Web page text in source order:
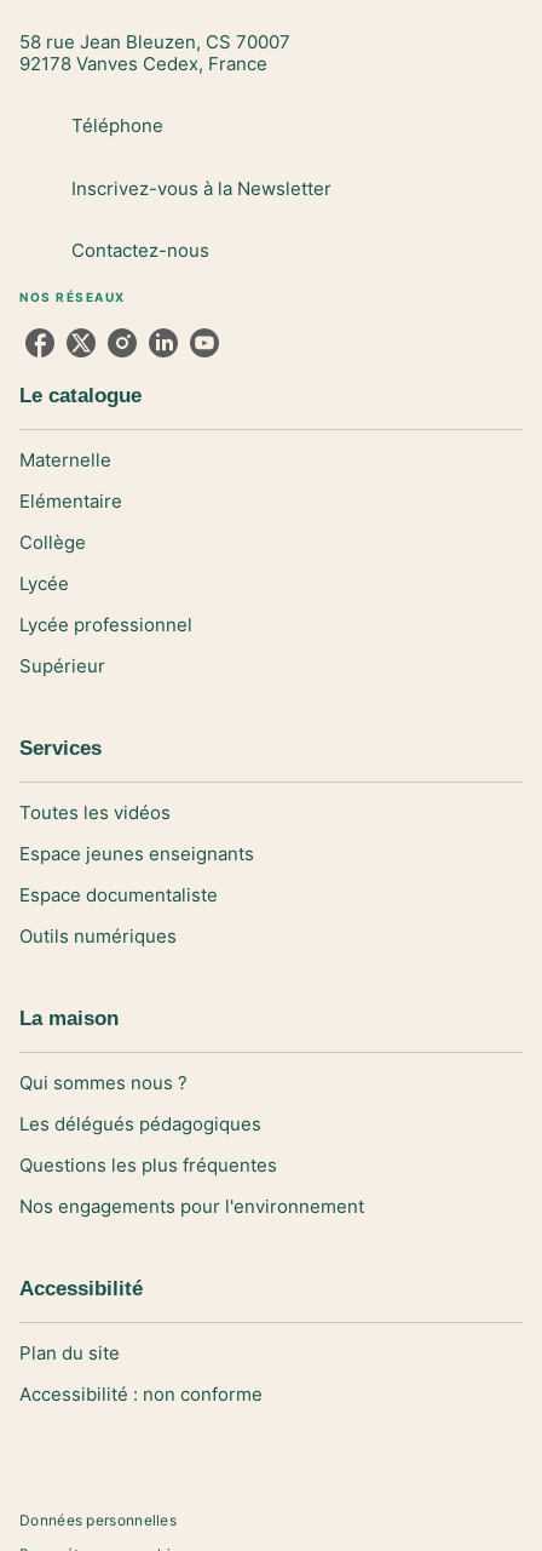
58 rue Jean Bleuzen, CS 70007
92178 Vanves Cedex, France
Téléphone
Inscrivez-vous à la Newsletter
Contactez-nous
NOS RÉSEAUX
Le catalogue
Maternelle
Elémentaire
Collège
Lycée
Lycée professionnel
Supérieur
Services
Toutes les vidéos
Espace jeunes enseignants
Espace documentaliste
Outils numériques
La maison
Qui sommes nous ?
Les délégués pédagogiques
Questions les plus fréquentes
Nos engagements pour l'environnement
Accessibilité
Plan du site
Accessibilité : non conforme
Données personnelles